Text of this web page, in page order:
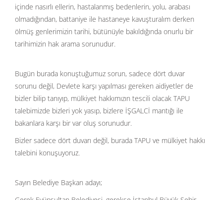
içinde nasırlı ellerin, hastalanmış bedenlerin, yolu, arabası
olmadığından, battaniye ile hastaneye kavuşturalım derken
ölmüş genlerimizin tarihi, bütünüyle bakıldığında onurlu bir
tarihimizin hak arama sorunudur.
Bugün burada konuştuğumuz sorun, sadece dört duvar
sorunu değil, Devlete karşı yapılması gereken aidiyetler de
bizler bilip tanıyıp, mülkiyet hakkımızın tescili olacak TAPU
talebimizde bizleri yok yasıp, bizlere İŞGALCİ mantığı ile
bakanlara karşı bir var oluş sorunudur.
Bizler sadece dört duvarı değil, burada TAPU ve mülkiyet hakkı
talebini konuşuyoruz.
Sayın Belediye Başkan adayı;